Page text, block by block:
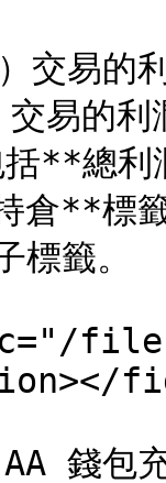
**總利
**標
籤。
錢包